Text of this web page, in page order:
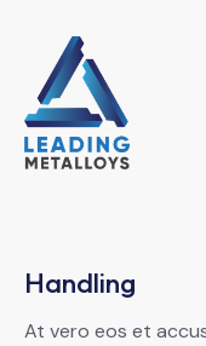
Handling
At vero eos et